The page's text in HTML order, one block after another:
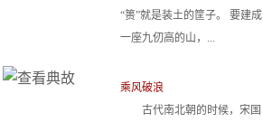
“篑”就是装土的筐子。 要建成
一座九仞高的山，...
乘风破浪
古代南北朝的时候，宋国